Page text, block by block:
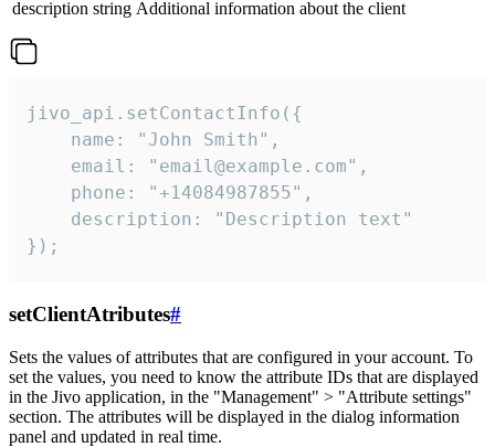
description string Additional information about the client
jivo_api.setContactInfo({
    name: "John Smith",
    email: "email@example.com",
    phone: "+14084987855",
    description: "Description text"
});
setClientAtributes#
Sets the values ​​of attributes that are configured in your account. To
set the values, you need to know the attribute IDs that are displayed
in the Jivo application, in the "Management" > "Attribute settings"
section. The attributes will be displayed in the dialog information
panel and updated in real time.